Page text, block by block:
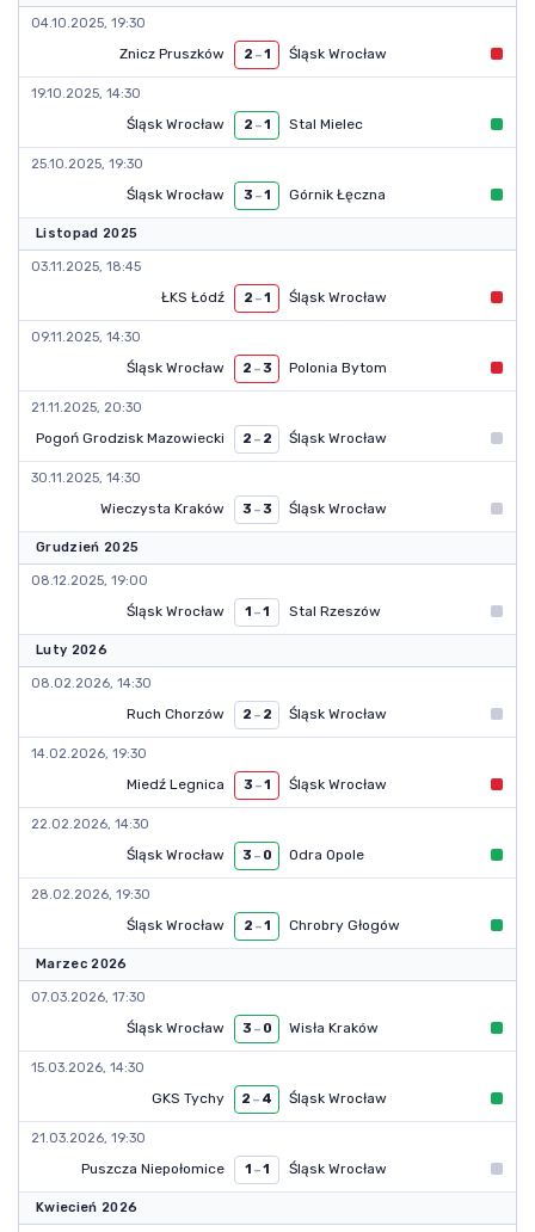
04.10.2025, 19:30
Znicz Pruszków 2 –1 Śląsk Wrocław
19.10.2025, 14:30
Śląsk Wrocław 2 –1 Stal Mielec
25.10.2025, 19:30
Śląsk Wrocław 3 –1 Górnik Łęczna
Listopad 2025
03.11.2025, 18:45
ŁKS Łódź 2 –1 Śląsk Wrocław
09.11.2025, 14:30
Śląsk Wrocław 2 –3 Polonia Bytom
21.11.2025, 20:30
Pogoń Grodzisk Mazowiecki 2 – 2 Śląsk Wrocław
30.11.2025, 14:30
Wieczysta Kraków 3 –3 Śląsk Wrocław
Grudzień 2025
08.12.2025, 19:00
Śląsk Wrocław 1 –1 Stal Rzeszów
Luty 2026
08.02.2026, 14:30
Ruch Chorzów 2 – 2 Śląsk Wrocław
14.02.2026, 19:30
Miedź Legnica 3 –1 Śląsk Wrocław
22.02.2026, 14:30
Śląsk Wrocław 3 – 0 Odra Opole
28.02.2026, 19:30
Śląsk Wrocław 2 –1 Chrobry Głogów
Marzec 2026
07.03.2026, 17:30
Śląsk Wrocław 3 – 0 Wisła Kraków
15.03.2026, 14:30
GKS Tychy 2 – 4 Śląsk Wrocław
21.03.2026, 19:30
Puszcza Niepołomice 1 –1 Śląsk Wrocław
Kwiecień 2026